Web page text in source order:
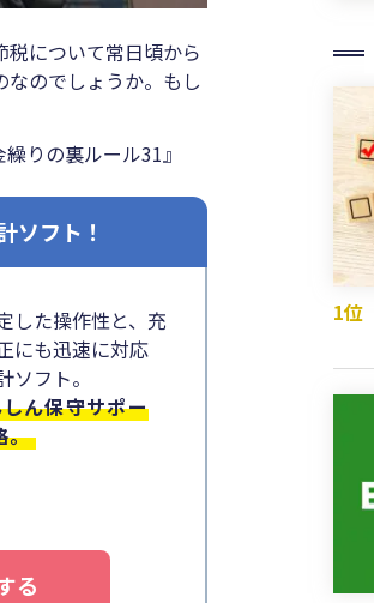
について常日頃から
のでしょうか。もし
りの裏ルール31』
ソフト！
した操作性と、充
にも迅速に対応
フト。
ん保守サポー
。
る
1位